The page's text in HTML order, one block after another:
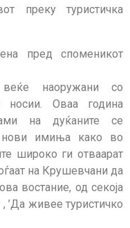
преку туристичка
пред споменикот
наоружани со
носии. Оваа година
на дуќаните се
нови имиња како во
широко ги отваарат
на Крушевчани да
востание, од секоја
, ’Да живее туристичко